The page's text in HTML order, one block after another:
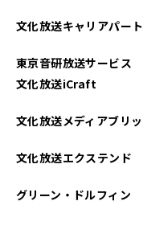
2024年
2024年
2024年
文化放送キャリアパー
東京音研放送サービス
文化放送iCraft
文化放送メディアブリ
文化放送エクステンド
グリーン・ドルフィン